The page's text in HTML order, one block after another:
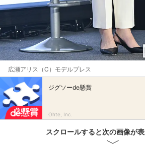
広瀬アリス（C）モデルプレス
ジグソーde懸賞
Ohte, Inc.
スクロールすると次の画像が